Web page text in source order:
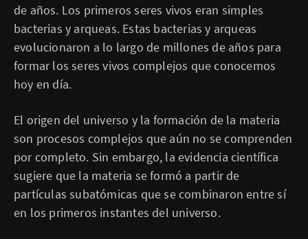
de años. Los primeros seres vivos eran simples
bacterias y arqueas. Estas bacterias y arqueas
evolucionaron a lo largo de millones de años para
formar los seres vivos complejos que conocemos
hoy en día.
El origen del universo y la formación de la materia
son procesos complejos que aún no se comprenden
por completo. Sin embargo, la evidencia científica
sugiere que la materia se formó a partir de
partículas subatómicas que se combinaron entre sí
en los primeros instantes del universo.